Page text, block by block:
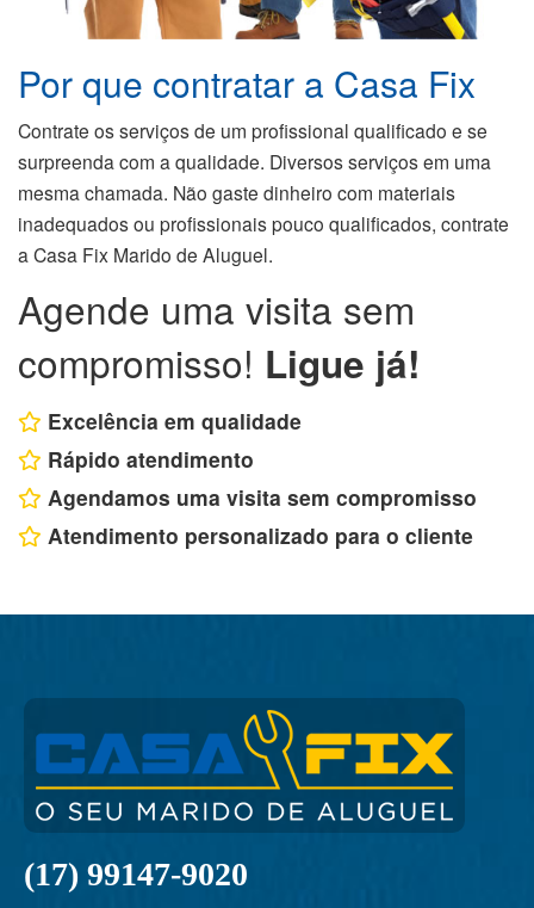
Por que contratar a Casa Fix
Contrate os serviços de um profissional qualificado e se
surpreenda com a qualidade. Diversos serviços em uma
mesma chamada. Não gaste dinheiro com materiais
inadequados ou profissionais pouco qualificados, contrate
a Casa Fix Marido de Aluguel.
Agende uma visita sem
compromisso! Ligue já!
Excelência em qualidade
Rápido atendimento
Agendamos uma visita sem compromisso
Atendimento personalizado para o cliente
(17) 99147-9020